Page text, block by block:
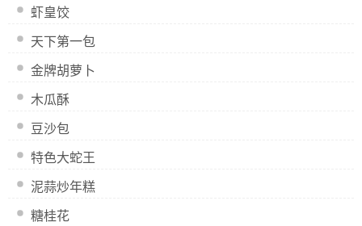
虾皇饺
天下第一包
金牌胡萝卜
木瓜酥
豆沙包
特色大蛇王
泥蒜炒年糕
糖桂花